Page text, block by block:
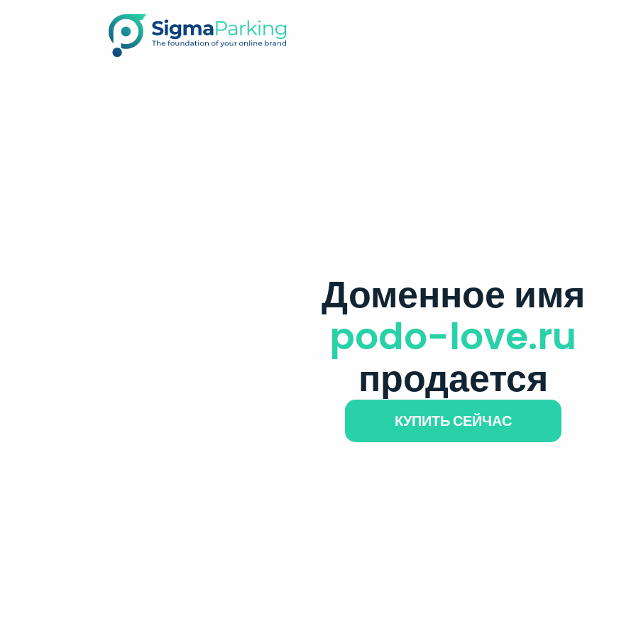
Доменное имя
podo-love.ru
продается
КУПИТЬ СЕЙЧАС